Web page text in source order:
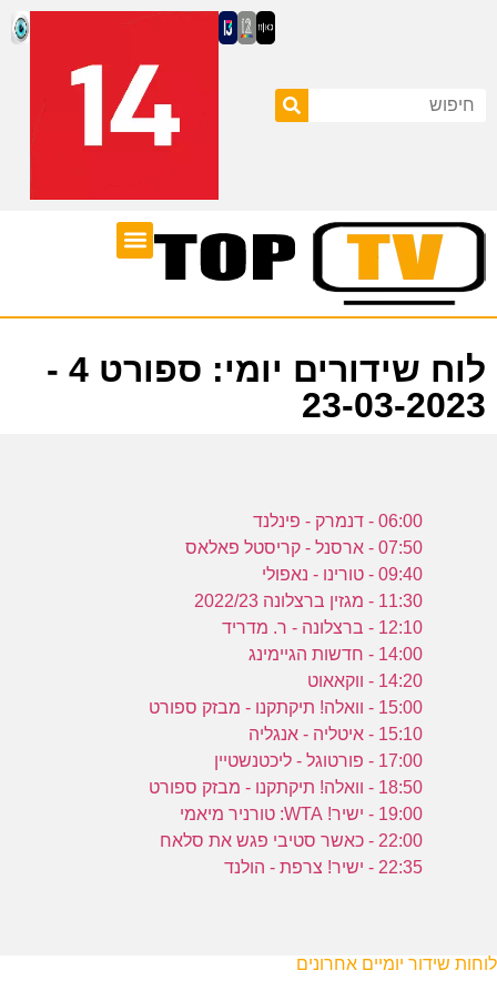
לוח שידורים יומי: ספורט 4 -
23-03-2023
06:00 - דנמרק - פינלנד
07:50 - ארסנל - קריסטל פאלאס
09:40 - טורינו - נאפולי
11:30 - מגזין ברצלונה 2022/23
12:10 - ברצלונה - ר. מדריד
14:00 - חדשות הגיימינג
14:20 - ווקאאוט
15:00 - וואלה! תיקתקנו - מבזק ספורט
15:10 - איטליה - אנגליה
17:00 - פורטוגל - ליכטנשטיין
18:50 - וואלה! תיקתקנו - מבזק ספורט
19:00 - ישיר! WTA: טורניר מיאמי
22:00 - כאשר סטיבי פגש את סלאח
22:35 - ישיר! צרפת - הולנד
לוחות שידור יומיים אחרונים